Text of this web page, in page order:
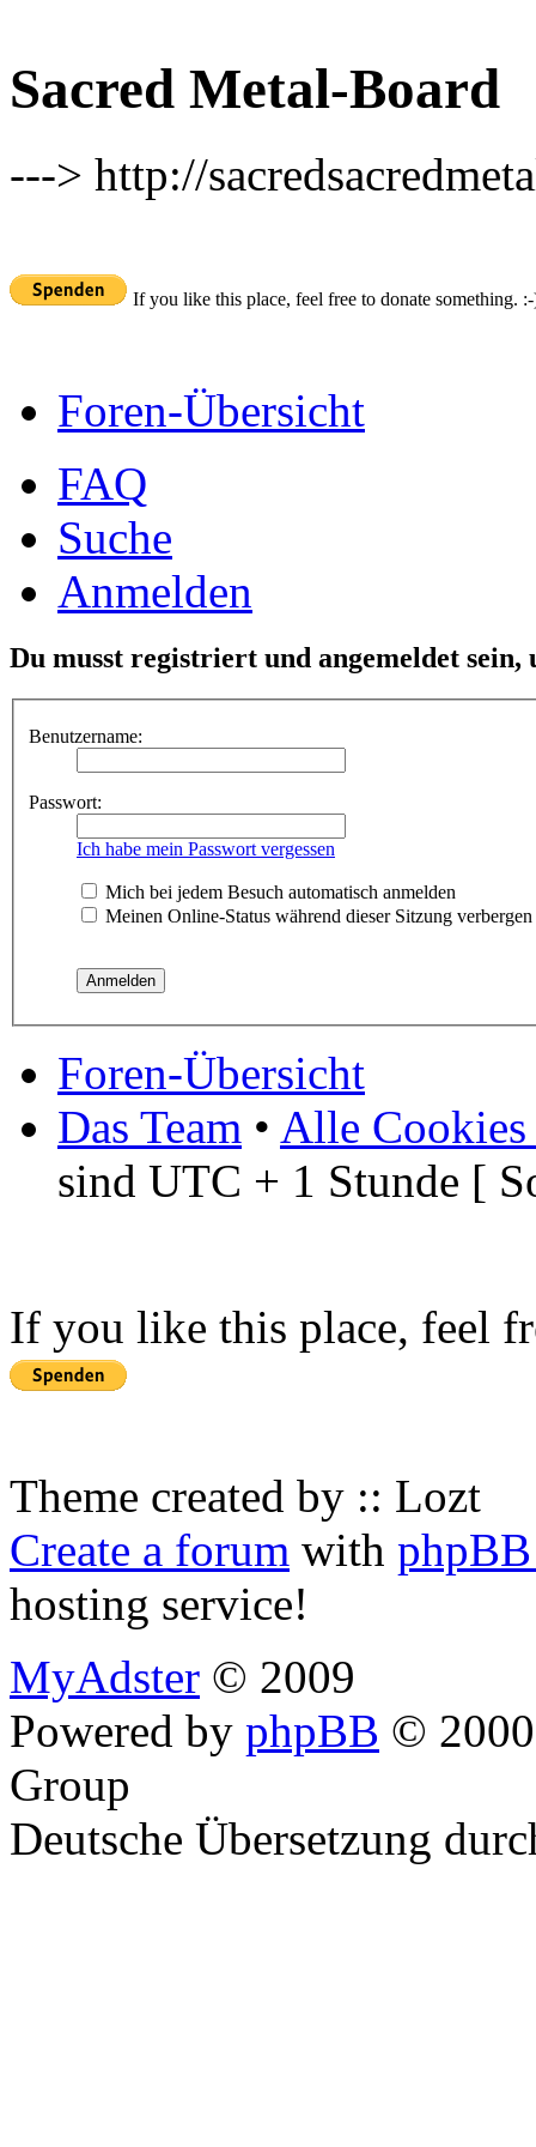
Sacred Metal-Board
---> http://
If you like this place, feel free to donate something.
Foren-Übersicht
FAQ
Suche
Anmelden
Du musst registriert und angemeldet
Benutzername:
Passwort:
Ich habe mein Passwort vergessen
Mich bei jedem Besuch automatisch anmelden
Meinen Online-Status während dieser Sitzung verbergen
Foren-Übersicht
Das Team • Alle Cookies
sind UTC + 1 Stunde [
If you like this place, feel
Theme created by :: Lozt
Create a forum with
hosting service!
MyAdster © 2009
Powered by phpBB ©
Group
Deutsche Übersetzung